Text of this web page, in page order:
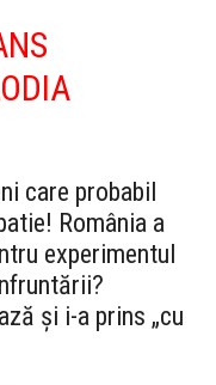
care probabil
România a
experimentul
și i-a prins „cu